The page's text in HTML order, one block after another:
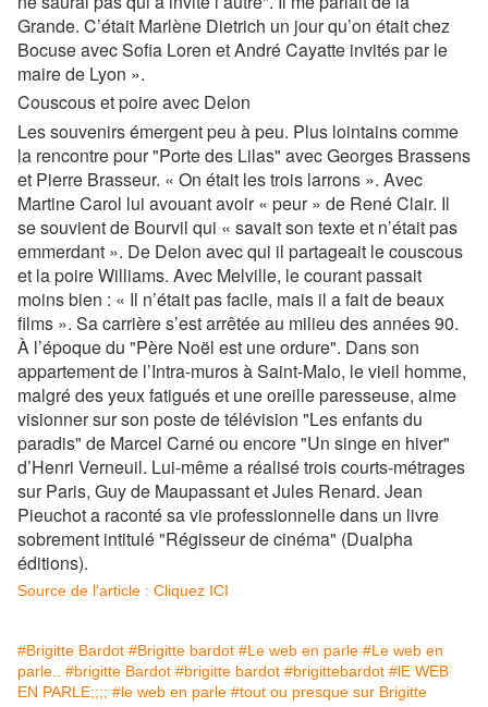
Grande. C’était Marlène Dietrich un jour qu’on était chez
Bocuse avec Sofia Loren et André Cayatte invités par le
maire de Lyon ».
Couscous et poire avec Delon
Les souvenirs émergent peu à peu. Plus lointains comme
la rencontre pour "Porte des Lilas" avec Georges Brassens
et Pierre Brasseur. « On était les trois larrons ». Avec
Martine Carol lui avouant avoir « peur » de René Clair. Il
se souvient de Bourvil qui « savait son texte et n’était pas
emmerdant ». De Delon avec qui il partageait le couscous
et la poire Williams. Avec Melville, le courant passait
moins bien : « Il n’était pas facile, mais il a fait de beaux
films ». Sa carrière s’est arrêtée au milieu des années 90.
À l’époque du "Père Noël est une ordure". Dans son
appartement de l’Intra-muros à Saint-Malo, le vieil homme,
malgré des yeux fatigués et une oreille paresseuse, aime
visionner sur son poste de télévision "Les enfants du
paradis" de Marcel Carné ou encore "Un singe en hiver"
d’Henri Verneuil. Lui-même a réalisé trois courts-métrages
sur Paris, Guy de Maupassant et Jules Renard. Jean
Pieuchot a raconté sa vie professionnelle dans un livre
sobrement intitulé "Régisseur de cinéma" (Dualpha
éditions).
Source de l'article : Cliquez ICI
#Brigitte Bardot #Brigitte bardot #Le web en parle #Le web en
parle..
#brigitte Bardot #brigitte bardot #brigittebardot #lE WEB
EN PARLE;;;; #le web en parle #tout ou presque sur Brigitte